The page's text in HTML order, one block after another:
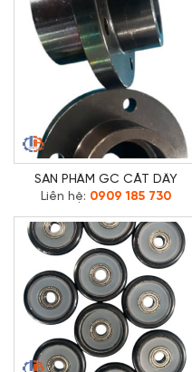
SẢN PHẨM GC CẮT DÂY
Liên hệ: 0909 185 730